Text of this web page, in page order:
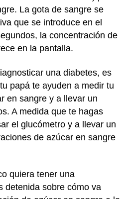
La gota de sangre se
que se introduce en el
la concentración de
en la pantalla.
una diabetes, es
papá te ayuden a medir tu
en sangre y a llevar un
A medida que te hagas
el glucómetro y a llevar un
de azúcar en sangre
quiera tener una
detenida sobre cómo va